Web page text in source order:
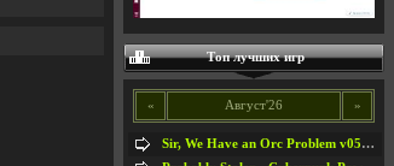
Топ лучших игр
« Август'26 »
Sir, We Have an Orc Problem v05.08.2026